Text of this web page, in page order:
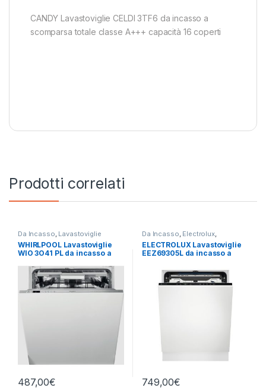
CANDY Lavastoviglie CELDI 3TF6 da incasso a
scomparsa totale classe A+++ capacità 16 coperti
Prodotti correlati
Da Incasso, Lavastoviglie
WHIRLPOOL Lavastoviglie
WIO 3O41 PL da incasso a
487,00€
Da Incasso, Electrolux,
Lavastoviglie
ELECTROLUX Lavastoviglie
EEZ69305L da incasso a
749,00€